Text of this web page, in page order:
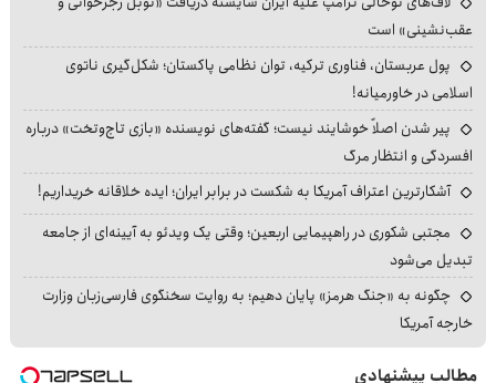
عقب‌نشینی» است
پول عربستان، فناوری ترکیه، توان نظامی پاکستان؛ شکل‌گیری ناتوی
اسلامی در خاورمیانه!
پیر شدن اصلاً خوشایند نیست؛ گفته‌های نویسنده «بازی تاج‌وتخت» درباره
افسردگی و انتظار مرگ
آشکارترین اعتراف آمریکا به شکست در برابر ایران؛ ایده خلاقانه خریداریم!
مجتبی شکوری در راهپیمایی اربعین؛ وقتی یک ویدئو به آیینه‌ای از جامعه
تبدیل می‌شود
چگونه به «جنگ هرمز» پایان دهیم؛ به روایت سخنگوی فارسی‌زبان وزارت
خارجه آمریکا
مطالب پیشنهادی